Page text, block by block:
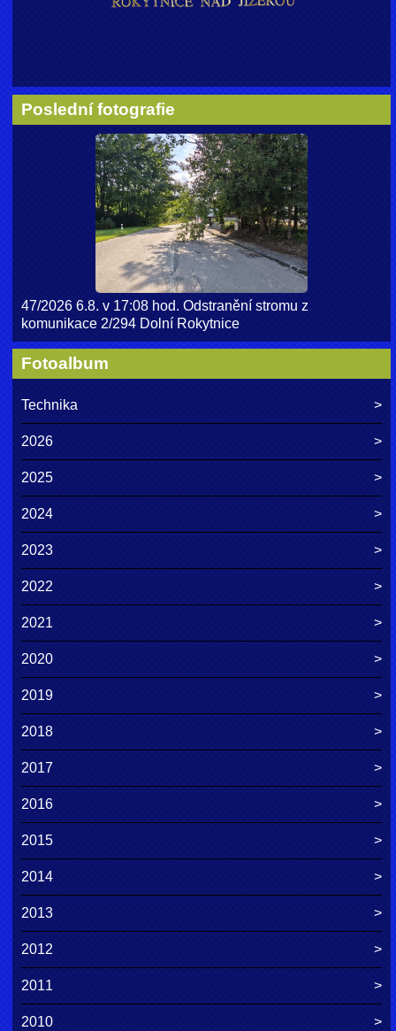
Poslední fotografie
47/2026 6.8. v 17:08 hod. Odstranění stromu z
komunikace 2/294 Dolní Rokytnice
Fotoalbum
Technika
2026
2025
2024
2023
2022
2021
2020
2019
2018
2017
2016
2015
2014
2013
2012
2011
2010